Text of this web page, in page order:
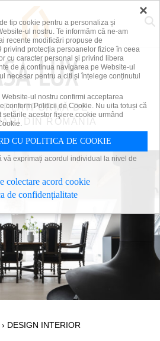
PLATFORMĂ DE
DIN ROMÂNIA
› DESIGN INTERIOR
×
tip cookie pentru a personaliza și
ul nostru. Te informăm că ne-am
recente modificări propuse de
privind protecția persoanelor fizice în ceea
cu caracter personal și privind libera
de a continua navigarea pe Website-ul
necesar pentru a citi și înțelege conținutul
ul nostru confirmi acceptarea
conform Politicii de Cookie. Nu uita totuși că
acestor fişiere cookie urmând
CU POLITICA DE COOKIE
vă exprimați acordul individual la nivel de
colectare acord cookie
de confidențialitate